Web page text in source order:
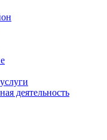
деятельность